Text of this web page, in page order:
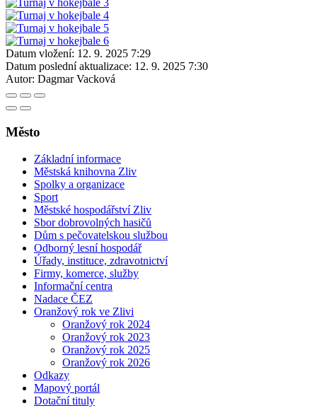
Datum vložení: 12. 9. 2025 7:29
Datum poslední aktualizace: 12. 9. 2025 7:30
Autor: Dagmar Vacková
Město
Základní informace
Městská knihovna Zliv
Spolky a organizace
Sport
Městské hospodářství Zliv
Sbor dobrovolných hasičů
Dům s pečovatelskou službou
Odborný lesní hospodář
Úřady, instituce, zdravotnictví
Firmy, komerce, služby
Informační centra
Nadace ČEZ
Oranžový rok ve Zlivi
Oranžový rok 2024
Oranžový rok 2023
Oranžový rok 2025
Oranžový rok 2026
Odkazy
Mapový portál
Dotační tituly